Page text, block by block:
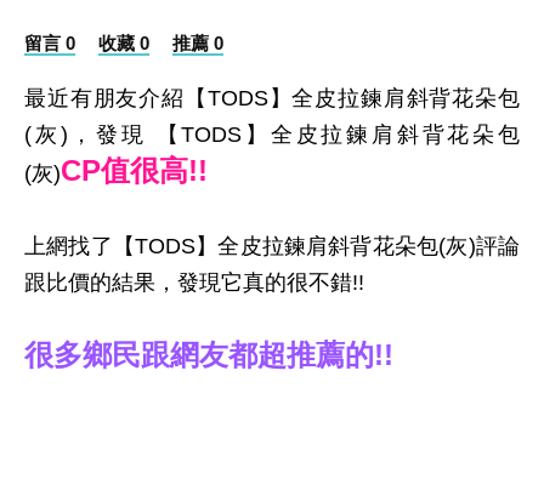
留言 0 收藏 0 推薦 0
最近有朋友介紹【TODS】全皮拉鍊肩斜背花朵包
(灰)，發現 【TODS】全皮拉鍊肩斜背花朵包
(灰)CP值很高!!
上網找了【TODS】全皮拉鍊肩斜背花朵包(灰)評論
跟比價的結果，發現它真的很不錯!!
很多鄉民跟網友都超推薦的!!